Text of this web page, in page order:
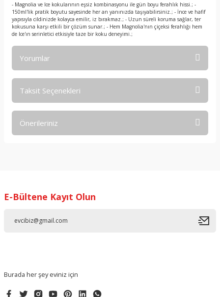
- Magnolia ve Ice kokularının eşsiz kombinasyonu ile gün boyu ferahlık hissi.; -
150ml'lik pratik boyutu sayesinde her an yanınızda taşıyabilirsiniz.; - İnce ve hafif
yapısıyla cildinizde kolayca emilir, iz bırakmaz.; - Uzun süreli koruma sağlar, ter
kokusuna karşı etkili bir çözüm sunar.; - Hem Magnolia'nın çiçeksi ferahlığı hem
de Ice'ın serinletici etkisiyle taze bir koku deneyimi.;
Yorumlar
Taksit Seçenekleri
Önerileriniz
Ürün resmi kalitesiz, bozuk veya görüntülenemiyor.
E-Bültene Kayıt Olun
Burada her şey eviniz için